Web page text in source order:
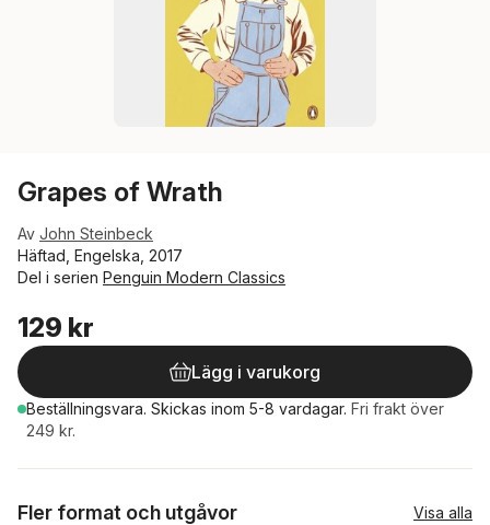
Grapes of Wrath
Av John Steinbeck
Häftad, Engelska, 2017
Del i serien Penguin Modern Classics
129 kr
Lägg i varukorg
Beställningsvara. Skickas inom 5-8 vardagar. Fri frakt över
249 kr.
Fler format och utgåvor Visa alla